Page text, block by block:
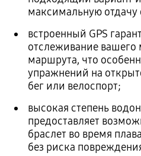
максимальную отдачу
встроенный GPS
отслеживание
маршрута, что
упражнений на
бег или велоспорт;
высокая степень
предоставляет
браслет во время
без риска